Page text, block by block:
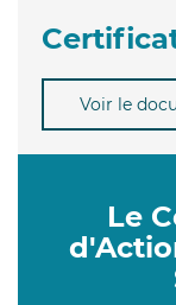
Voir le
Le